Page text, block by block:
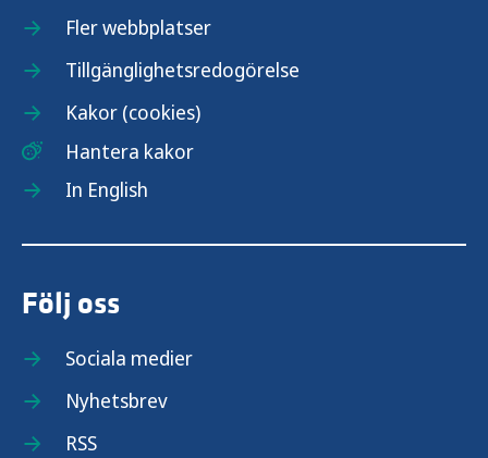
Fler webbplatser
Tillgänglighetsredogörelse
Kakor (cookies)
Hantera kakor
In English
Följ oss
Sociala medier
Nyhetsbrev
RSS